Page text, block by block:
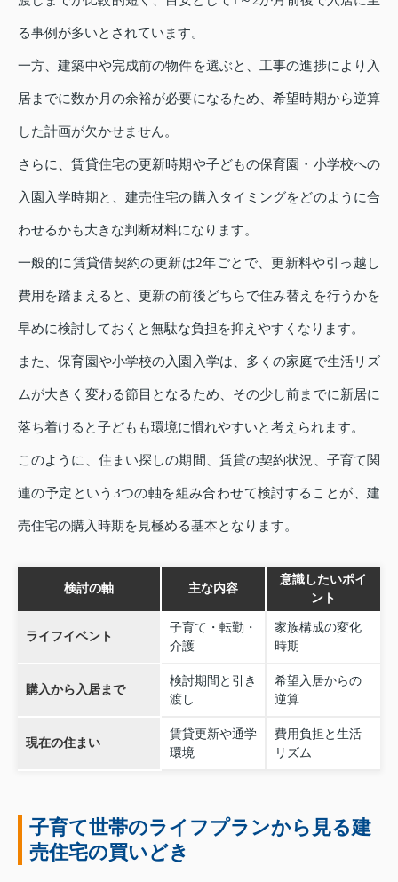
る事例が多いとされています。
一方、建築中や完成前の物件を選ぶと、工事の進捗により入
居までに数か月の余裕が必要になるため、希望時期から逆算
した計画が欠かせません。
さらに、賃貸住宅の更新時期や子どもの保育園・小学校への
入園入学時期と、建売住宅の購入タイミングをどのように合
わせるかも大きな判断材料になります。
一般的に賃貸借契約の更新は2年ごとで、更新料や引っ越し
費用を踏まえると、更新の前後どちらで住み替えを行うかを
早めに検討しておくと無駄な負担を抑えやすくなります。
また、保育園や小学校の入園入学は、多くの家庭で生活リズ
ムが大きく変わる節目となるため、その少し前までに新居に
落ち着けると子どもも環境に慣れやすいと考えられます。
このように、住まい探しの期間、賃貸の契約状況、子育て関
連の予定という3つの軸を組み合わせて検討することが、建
売住宅の購入時期を見極める基本となります。
検討の軸 主な内容
意識したいポイ
ント
ライフイベント
子育て・転勤・
介護
家族構成の変化
時期
購入から入居まで
検討期間と引き
渡し
希望入居からの
逆算
現在の住まい
賃貸更新や通学
環境
費用負担と生活
リズム
子育て世帯のライフプランから見る建
売住宅の買いどき